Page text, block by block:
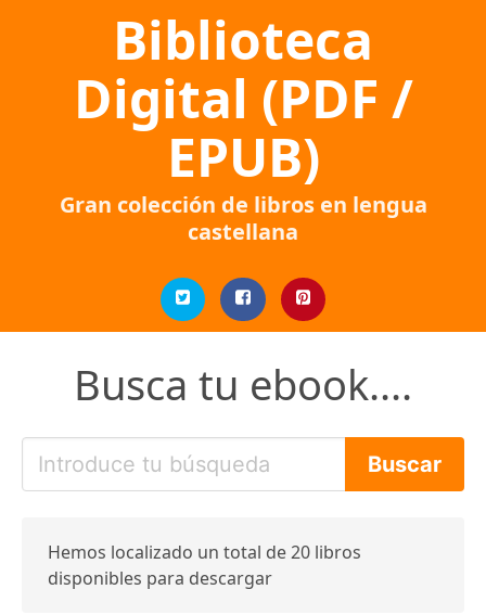
Biblioteca
Digital (PDF /
EPUB)
Gran colección de libros en lengua
castellana
Busca tu ebook....
Hemos localizado un total de 20 libros
disponibles para descargar